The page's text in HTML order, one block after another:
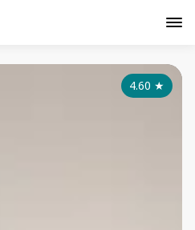
4.60 ★